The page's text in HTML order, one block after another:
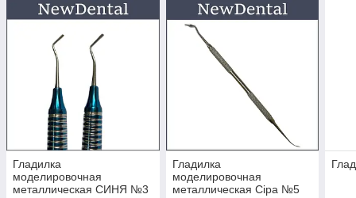
Гладилка
моделировочная
металлическая СИНЯ №3
Гладилка
моделировочная
металлическая Сіра №5